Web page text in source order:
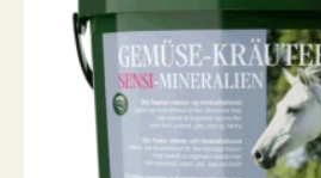
velges
produktsiden